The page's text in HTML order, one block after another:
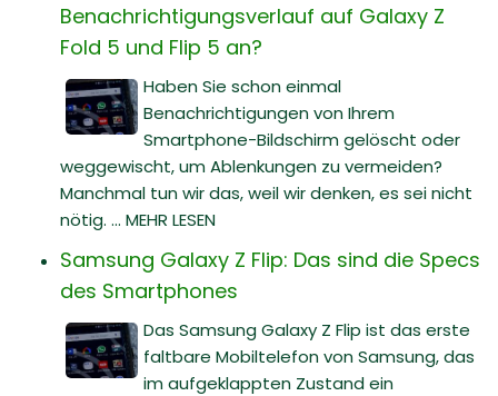
Benachrichtigungsverlauf auf Galaxy Z
Fold 5 und Flip 5 an?
Haben Sie schon einmal
Benachrichtigungen von Ihrem
Smartphone-Bildschirm gelöscht oder
weggewischt, um Ablenkungen zu vermeiden?
Manchmal tun wir das, weil wir denken, es sei nicht
nötig. ... MEHR LESEN
Samsung Galaxy Z Flip: Das sind die Specs
des Smartphones
Das Samsung Galaxy Z Flip ist das erste
faltbare Mobiltelefon von Samsung, das
im aufgeklappten Zustand ein